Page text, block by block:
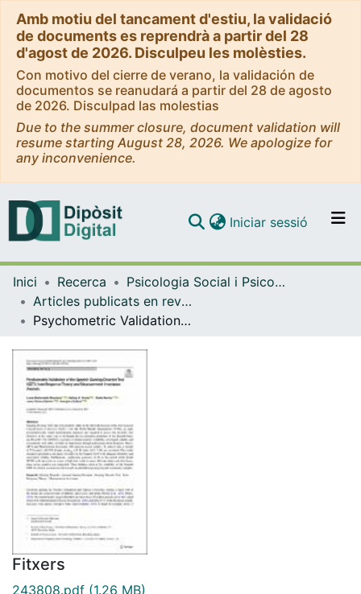
Amb motiu del tancament d'estiu, la validació
de documents es reprendrà a partir del 28
d'agost de 2026. Disculpeu les molèsties.
Con motivo del cierre de verano, la validación de
documentos se reanudará a partir del 28 de agosto
de 2026. Disculpad las molestias
Due to the summer closure, document validation will
resume starting August 28, 2026. We apologize for
any inconvenience.
Navega per tot el DD
Iniciar sessió (current)
Inici Recerca
Psicologia Social i Psicologia Quantitativa
Articles publicats en revistes (Psicologia Social i Psicologia Quantitativa)
Psychometric Validation of the Spanish Gaming Disorder Test (GDT): Item Response Theory and Measurement Invariance Analysis
Fitxers
243808.pdf (1.26 MB)